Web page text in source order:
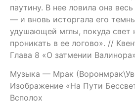
паутину. В нее ловила она
— и вновь исторгала его
удушающей мглы, покуда свет
проникать в ее логово». //
Глава 8 «О затмении
Музыка — Мрак
Изображение «На Пути
Всполох